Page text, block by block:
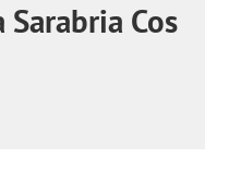
Sarabria Cos